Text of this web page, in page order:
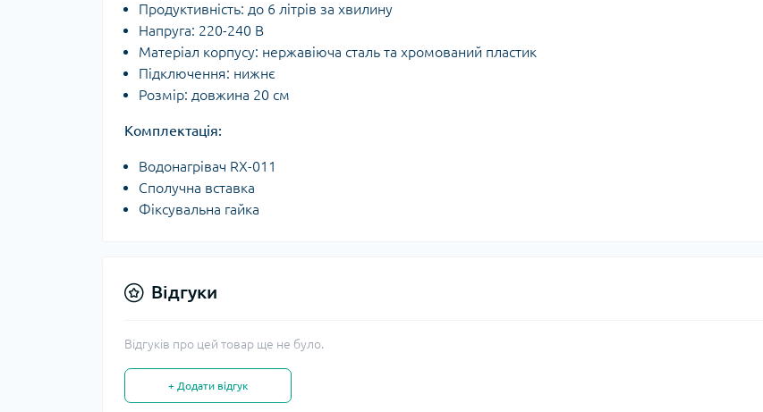
Продуктивність: до 6 літрів за хвилину
Напруга: 220-240 В
Матеріал корпусу: нержавіюча сталь та хромований пластик
Підключення: нижнє
Розмір: довжина 20 см
Комплектація:
Водонагрівач RX-011
Сполучна вставка
Фіксувальна гайка
Відгуки
Відгуків про цей товар ще не було.
+ Додати відгук